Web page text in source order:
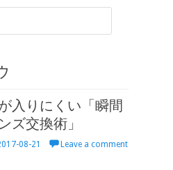
入りにくい「瞬間
ズ交換術」
08-21 Leave a comment